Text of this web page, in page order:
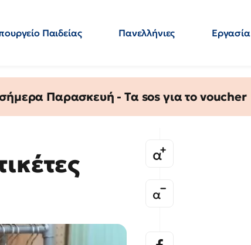
Παιδείας Πανελλήνιες Εργασία
Παρασκευή - Τα sos για το voucher